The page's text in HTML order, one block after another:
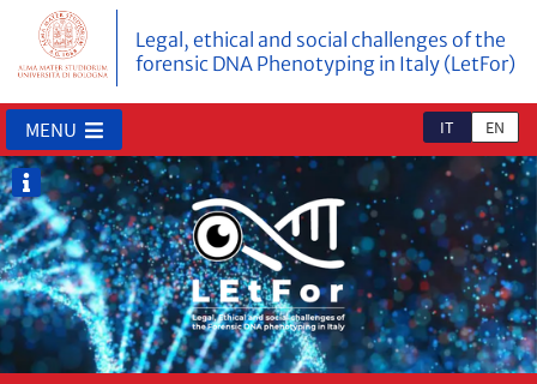
Legal, ethical and social challenges of the
forensic DNA Phenotyping in Italy (LetFor)
IT EN
MENU